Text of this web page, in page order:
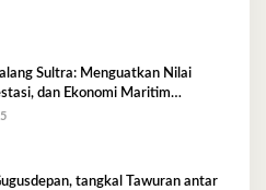
Sultra: Menguatkan Nilai
dan Ekonomi Maritim
tangkal Tawuran antar